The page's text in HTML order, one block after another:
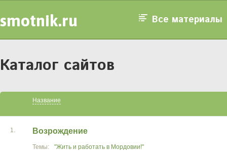
smotnik.ru Все материалы
Каталог сайтов
Название
1. Возрождение
"Жить и работать в Мордовии!"